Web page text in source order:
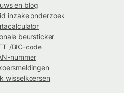
en blog
inzake onderzoek
beursticker
BIC-code
nummer
wisselkoersen